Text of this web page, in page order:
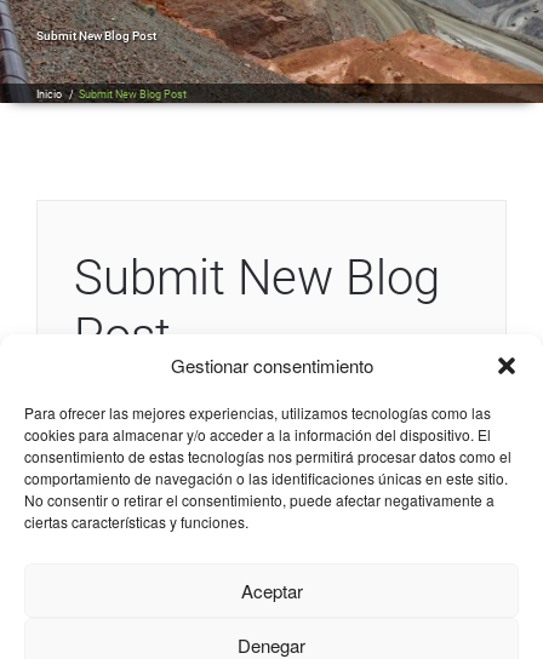
Gestionar consentimiento
Para ofrecer las mejores experiencias, utilizamos tecnologías como las
cookies para almacenar y/o acceder a la información del dispositivo. El
consentimiento de estas tecnologías nos permitirá procesar datos como el
comportamiento de navegación o las identificaciones únicas en este sitio.
No consentir o retirar el consentimiento, puede afectar negativamente a
ciertas características y funciones.
Aceptar
Denegar
Submit New Blog Post
Inicio /Submit New Blog Post
Submit New Blog
Post
[PM_Add_Blog]
13:30
Copyright 2022 - Colegio Oficial de Ingenieros Técnicos